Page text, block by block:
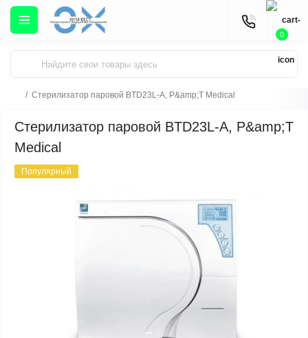
0
Стерилизатор паровой BTD23L-A, P&amp;T Medical
Стерилизатор паровой BTD23L-A, P&amp;T
Medical
Популярный